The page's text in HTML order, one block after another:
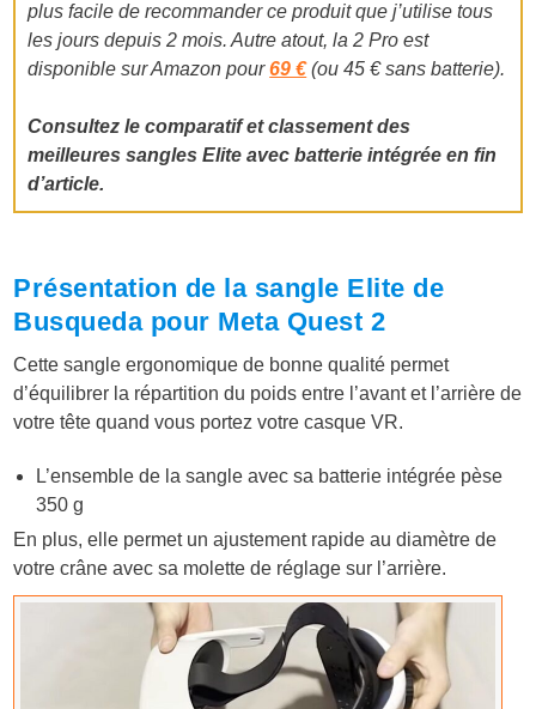
plus facile de recommander ce produit que j’utilise tous
les jours depuis 2 mois. Autre atout, la 2 Pro est
disponible sur Amazon pour69 €(ou 45 € sans batterie).
Consultez le comparatif et classement des
meilleures sangles Elite avec batterie intégrée en fin
d’article.
Présentation de la sangle Elite de
Busqueda pour Meta Quest 2
Cette sangle ergonomique de bonne qualité permet
d’équilibrer la répartition du poids entre l’avant et l’arrière de
votre tête quand vous portez votre casque VR.
L’ensemble de la sangle avec sa batterie intégrée pèse
350 g
En plus, elle permet un ajustement rapide au diamètre de
votre crâne avec sa molette de réglage sur l’arrière.